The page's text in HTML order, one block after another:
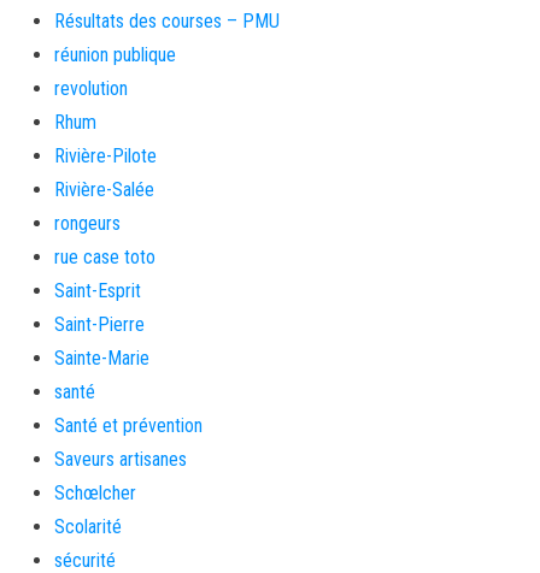
Résultats des courses – PMU
réunion publique
revolution
Rhum
Rivière-Pilote
Rivière-Salée
rongeurs
rue case toto
Saint-Esprit
Saint-Pierre
Sainte-Marie
santé
Santé et prévention
Saveurs artisanes
Schœlcher
Scolarité
sécurité